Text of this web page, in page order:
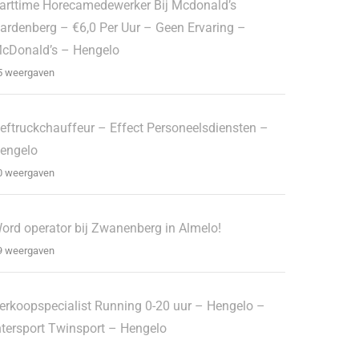
Horecamedewerker Bij Mcdonald’s
– €6,0 Per Uur – Geen Ervaring –
– Hengelo
weergaven
– Effect Personeelsdiensten –
weergaven
operator bij Zwanenberg in Almelo!
weergaven
Running 0-20 uur – Hengelo –
Twinsport – Hengelo